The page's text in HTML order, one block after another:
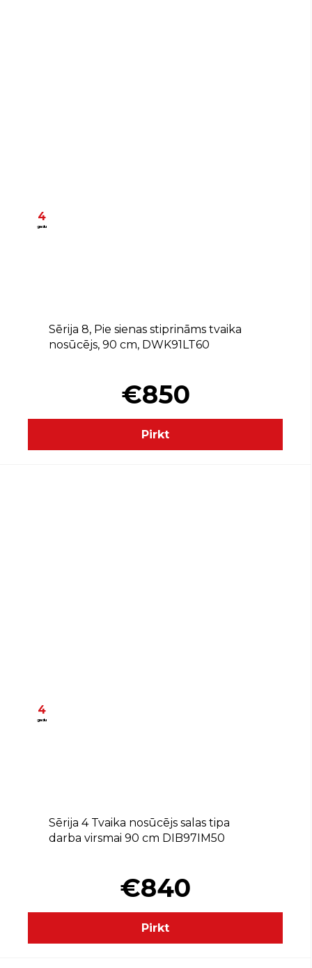
4
gadu
Sērija 8, Pie sienas stiprināms tvaika
nosūcējs, 90 cm, DWK91LT60
€850
Pirkt
4
gadu
Sērija 4 Tvaika nosūcējs salas tipa
darba virsmai 90 cm DIB97IM50
€840
Pirkt